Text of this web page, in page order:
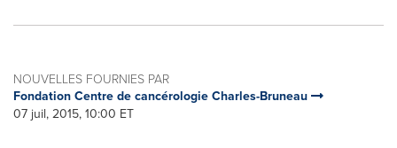
NOUVELLES FOURNIES PAR
Fondation Centre de cancérologie Charles-Bruneau
07 juil, 2015, 10:00 ET